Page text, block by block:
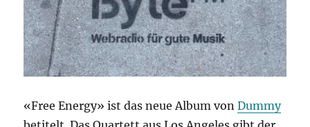
«Free Energy» ist das neue Album vonDummy